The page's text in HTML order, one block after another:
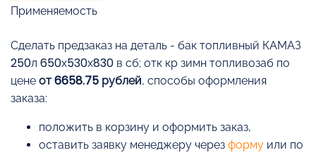
Применяемость
Cделать предзаказ на деталь - бак топливный КАМАЗ
250л 650х530х830 в сб; отк кр зимн топливозаб по
цене от 6658.75 рублей, способы оформления
заказа:
положить в корзину и оформить заказ,
оставить заявку менеджеру через форму или по